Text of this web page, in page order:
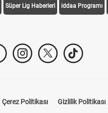
Süper Lig Haberleri iddaa Programı
Çerez Politikası Gizlilik Politikası